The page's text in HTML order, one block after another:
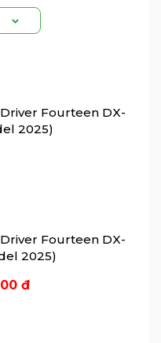
golfer nghiệp
001 (Model 2025)
FX-001
hai tính năng
ứng đa dạng
dư thông qua
đến trở thành
Driver Fourteen DX-
2025)
Driver Fourteen DX-
2025)
đ